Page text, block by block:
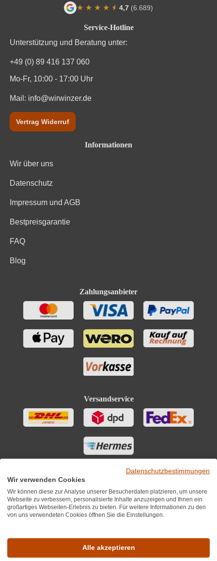
Service-Hotline
Unterstützung und Beratung unter:
+49 (0) 89 416 137 060
Mo-Fr, 10:00 - 17:00 Uhr
Mail: info@wirwinzer.de
Vertrag Widerruf
Informationen
Wir über uns
Datenschutz
Impressum und AGB
Bestpreisgarantie
FAQ
Blog
Zahlungsanbieter
Versandservice
★ ★ ★ ★ ★
★ 4,7 (6.689)
Datenschutzbestimmungen
Wir verwenden Cookies
Wir können diese zur Analyse unserer Besucherdaten platzieren, um unsere
Webseite zu verbessern, personalisierte Inhalte anzuzeigen und Ihnen ein
großartiges Webseiten-Erlebnis zu bieten. Für weitere Informationen zu den
von uns verwendeten Cookies öffnen Sie die Einstellungen.
Alle akzeptieren